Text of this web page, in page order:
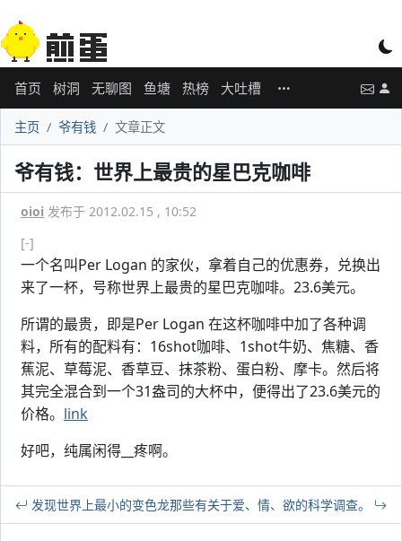
首页 树洞 无聊图 鱼塘 热榜 大吐槽
主页 爷有钱 文章正文
爷有钱：世界上最贵的星巴克咖啡
oioi 发布于 2012.02.15 , 10:52
[-]
一个名叫Per Logan 的家伙，拿着自己的优惠券，兑换出
来了一杯，号称世界上最贵的星巴克咖啡。23.6美元。
所谓的最贵，即是Per Logan 在这杯咖啡中加了各种调
料，所有的配料有：16shot咖啡、1shot牛奶、焦糖、香
蕉泥、草莓泥、香草豆、抹茶粉、蛋白粉、摩卡。然后将
其完全混合到一个31盎司的大杯中，便得出了23.6美元的
价格。 link
好吧，纯属闲得__疼啊。
发现世界上最小的变色龙那些有关于爱、情、欲的科学调查。